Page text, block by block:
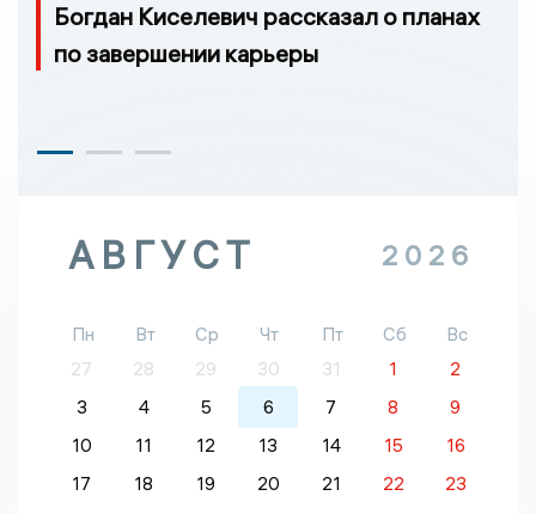
Богдан Киселевич рассказал о планах
по завершении карьеры
АВГУСТ 2026
Пн Вт Ср Чт Пт Сб
Вс
27
28 29 30 31 1
2
3
4 5 6 7 8
9
10
11 12 13 14 15
16
17
18 19 20 21 22
23